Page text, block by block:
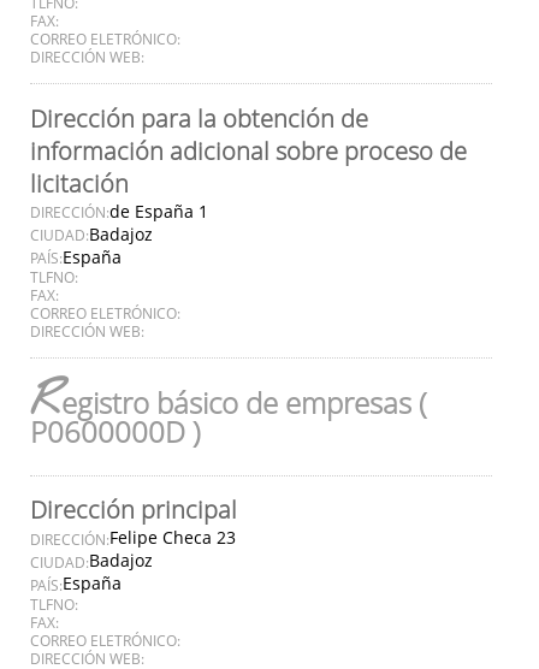
FAX:
CORREO ELETRÓNICO:
DIRECCIÓN WEB:
Dirección para la obtención de
información adicional sobre proceso de
licitación
DIRECCIÓN:de España 1
CIUDAD:Badajoz
PAÍS:España
TLFNO:
FAX:
CORREO ELETRÓNICO:
DIRECCIÓN WEB:
Registro básico de empresas (
P0600000D )
Dirección principal
DIRECCIÓN:Felipe Checa 23
CIUDAD:Badajoz
PAÍS:España
TLFNO:
FAX:
CORREO ELETRÓNICO:
DIRECCIÓN WEB: